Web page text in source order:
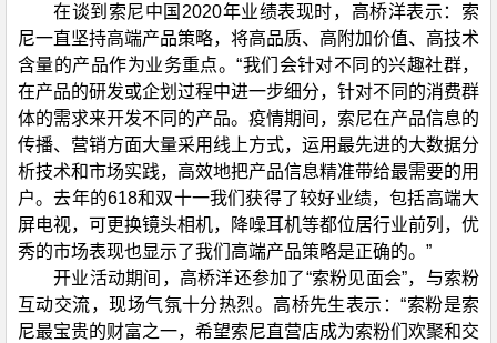
在谈到索尼中国2020年业绩表现时，高桥洋表示：索
尼一直坚持高端产品策略，将高品质、高附加价值、高技术
含量的产品作为业务重点。“我们会针对不同的兴趣社群，
在产品的研发或企划过程中进一步细分，针对不同的消费群
体的需求来开发不同的产品。疫情期间，索尼在产品信息的
传播、营销方面大量采用线上方式，运用最先进的大数据分
析技术和市场实践，高效地把产品信息精准带给最需要的用
户。去年的618和双十一我们获得了较好业绩，包括高端大
屏电视，可更换镜头相机，降噪耳机等都位居行业前列，优
秀的市场表现也显示了我们高端产品策略是正确的。”
开业活动期间，高桥洋还参加了“索粉见面会”，与索粉
互动交流，现场气氛十分热烈。高桥先生表示：“索粉是索
尼最宝贵的财富之一，希望索尼直营店成为索粉们欢聚和交